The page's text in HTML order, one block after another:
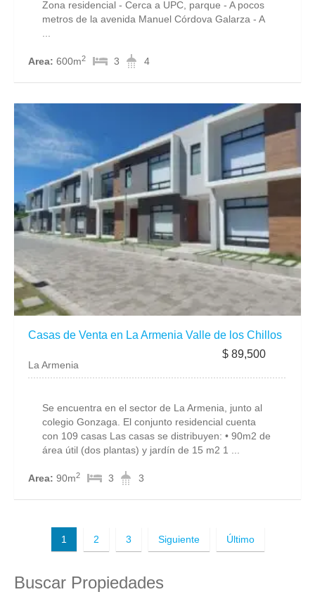
Zona residencial - Cerca a UPC, parque - A pocos
metros de la avenida Manuel Córdova Galarza - A
Area: 600m2 3 4
Casas de Venta en La Armenia Valle de los Chillos
$ 89,500
La Armenia
Se encuentra en el sector de La Armenia, junto al
colegio Gonzaga. El conjunto residencial cuenta
con 109 casas Las casas se distribuyen: • 90m2 de
área útil (dos plantas) y jardín de 15 m2 1 ...
Area: 90m2 3 3
1 2 3 Siguiente Último
Buscar Propiedades